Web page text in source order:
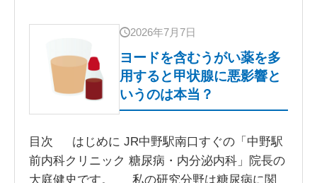
2026年7月7日
ヨードを含むうがい薬を多
用すると甲状腺に悪影響と
いうのは本当？
目次 はじめに JR中野駅南口すぐの「中野駅
前内科クリニック 糖尿病・内分泌内科」院長の
大庭健史です。 私の研究分野は糖尿病に関